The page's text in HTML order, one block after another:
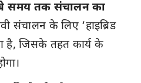
समय तक संचालन का
संचालन के लिए ‘हाइब्रिड
है, जिसके तहत कार्य के